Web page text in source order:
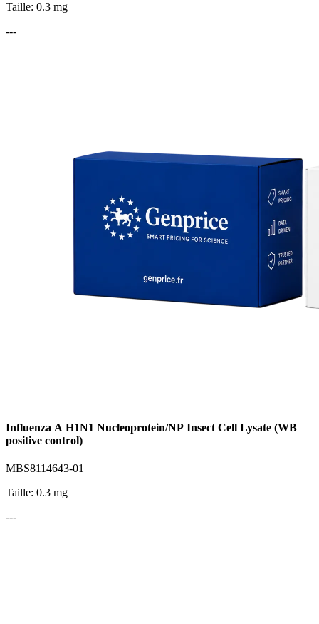
Taille: 0.3 mg
---
Influenza A H1N1 Nucleoprotein/NP Insect Cell Lysate (WB
positive control)
MBS8114643-01
Taille: 0.3 mg
---